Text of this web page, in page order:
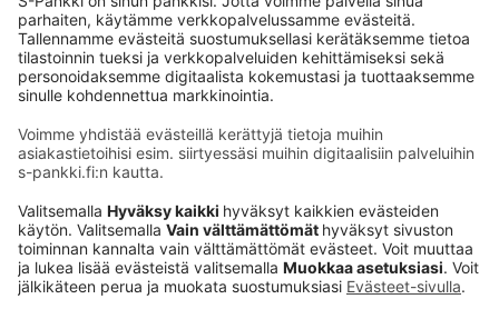
Käyttöehdot
Saavutettavuusseloste
Evästeet
Verkkopalvelujen käytön edellytykset